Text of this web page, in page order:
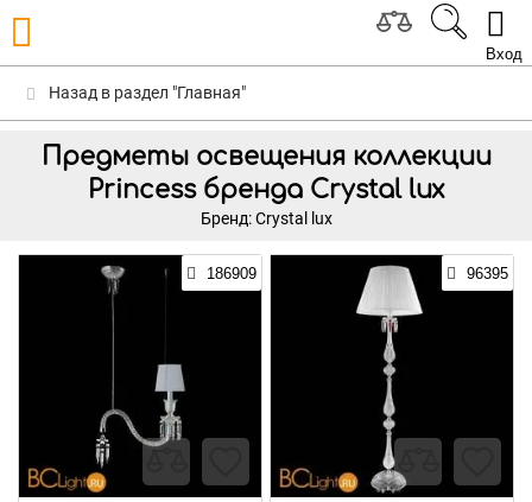
Вход
Назад в раздел "Главная"
Предметы освещения коллекции
Princess бренда Crystal lux
Бренд: Crystal lux
186909 96395